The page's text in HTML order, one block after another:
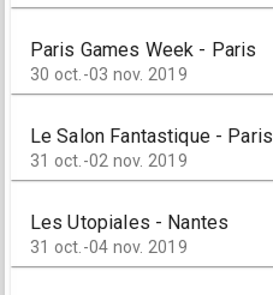
Paris Games Week - Paris
30 oct.-03 nov. 2019
Le Salon Fantastique - Paris
31 oct.-02 nov. 2019
Les Utopiales - Nantes
31 oct.-04 nov. 2019